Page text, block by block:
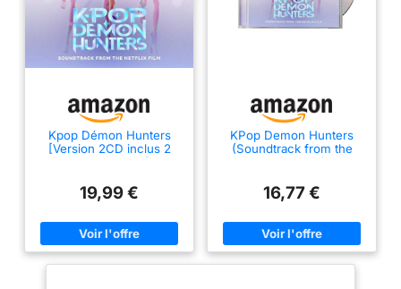
Kpop Démon Hunters
[Version 2CD inclus 2
titres français]
19,99 €
KPop Demon Hunters
(Soundtrack from the
Netflix Film)
16,77 €